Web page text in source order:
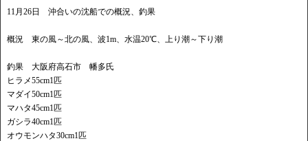
11月26日 沖合いの沈船での概況、釣果
概況 東の風～北の風、波1m、水温20℃、上り潮～下り潮
釣果 大阪府高石市 幡多氏
ヒラメ55cm1匹
マダイ50cm1匹
マハタ45cm1匹
ガシラ40cm1匹
オウモンハタ30cm1匹